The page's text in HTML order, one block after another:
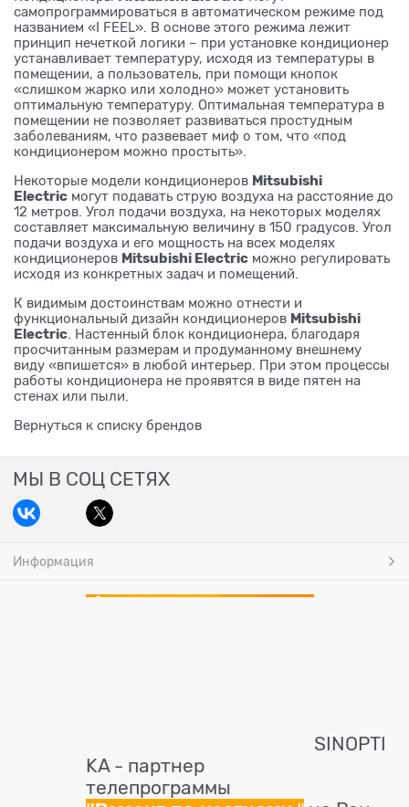
самопрограммироваться в автоматическом режиме под
названием «I FEEL». В основе этого режима лежит
принцип нечеткой логики – при установке кондиционер
устанавливает температуру, исходя из температуры в
помещении, а пользователь, при помощи кнопок
«слишком жарко или холодно» может установить
оптимальную температуру. Оптимальная температура в
помещении не позволяет развиваться простудным
заболеваниям, что развевает миф о том, что «под
кондиционером можно простыть».
Некоторые модели кондиционеров Mitsubishi
Electric могут подавать струю воздуха на расстояние до
12 метров. Угол подачи воздуха, на некоторых моделях
составляет максимальную величину в 150 градусов. Угол
подачи воздуха и его мощность на всех моделях
кондиционеров Mitsubishi Electric можно регулировать
исходя из конкретных задач и помещений.
К видимым достоинствам можно отнести и
функциональный дизайн кондиционеров Mitsubishi
Electric. Настенный блок кондиционера, благодаря
просчитанным размерам и продуманному внешнему
виду «впишется» в любой интерьер. При этом процессы
работы кондиционера не проявятся в виде пятен на
стенах или пыли.
Вернуться к списку брендов
МЫ В СОЦ СЕТЯХ
Информация
SINOPTI
KA - партнер
телепрограммы